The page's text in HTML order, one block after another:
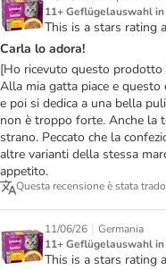
11+ Geflügelauswahl in
This is a stars rating
Carla lo adora!
[Ho ricevuto questo prodotto
Alla mia gatta piace e
e poi si dedica a una bella
non è troppo forte. Anche la
strano. Peccato che la
altre varianti della stessa
appetito.
Questa recensione è stata
11/06/26 | Germania
11+ Geflügelauswahl in
This is a stars rating